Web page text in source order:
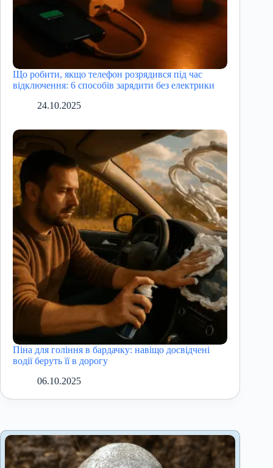
Що робити, якщо телефон розрядився під час
відключення: 6 способів зарядити без електрики
24.10.2025
Піна для гоління в бардачку: навіщо досвідчені
водії беруть її в дорогу
06.10.2025